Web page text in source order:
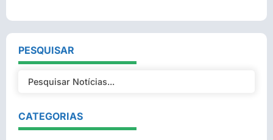
PESQUISAR
CATEGORIAS